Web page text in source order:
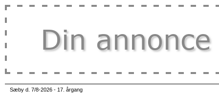
Sæby d. 7/8-2026 - 17. årgang